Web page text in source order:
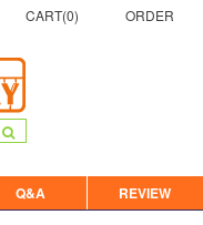
CART(0) ORDER
Q&A REVIEW